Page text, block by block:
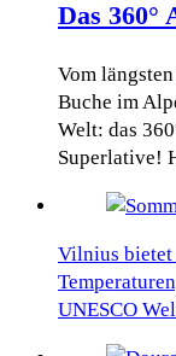
Das 360°
Vom
Buche im
Welt: das
Superlative!
Vilnius bietet
UNESCO